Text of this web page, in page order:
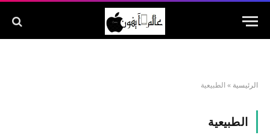
الرئيسية » الطبيعية
الطبيعية